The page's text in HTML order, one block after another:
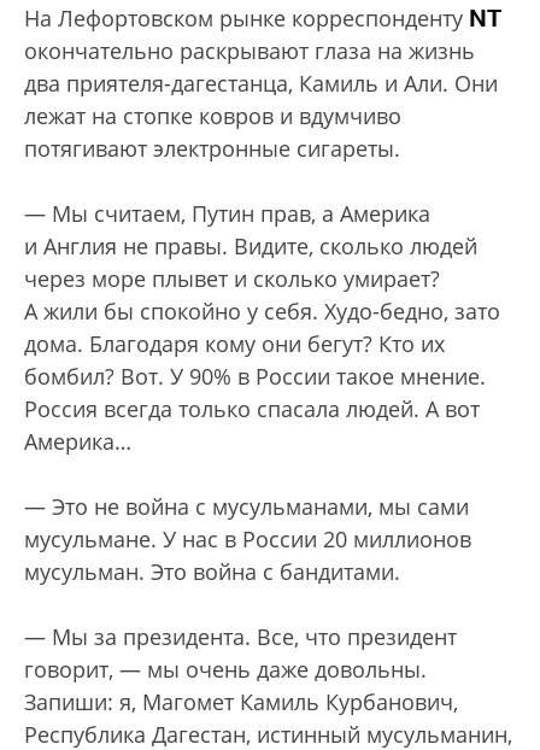
На Лефортовском рынке корреспонденту NT
окончательно раскрывают глаза на жизнь
два приятеля-дагестанца, Камиль и Али. Они
лежат на стопке ковров и вдумчиво
потягивают электронные сигареты.
— Мы считаем, Путин прав, а Америка
и Англия не правы. Видите, сколько людей
через море плывет и сколько умирает?
А жили бы спокойно у себя. Худо-бедно, зато
дома. Благодаря кому они бегут? Кто их
бомбил? Вот. У 90% в России такое мнение.
Россия всегда только спасала людей. А вот
Америка…
— Это не война с мусульманами, мы сами
мусульмане. У нас в России 20 миллионов
мусульман. Это война с бандитами.
— Мы за президента. Все, что президент
говорит, — мы очень даже довольны.
Запиши: я, Магомет Камиль Курбанович,
Республика Дагестан, истинный мусульманин,